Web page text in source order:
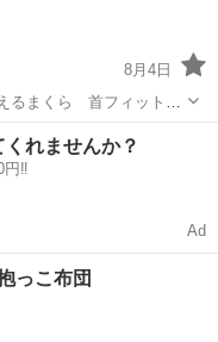
8月4日
状態はとても綺麗です...
近場
くれませんか？
円‼️
Ad
っこ布団